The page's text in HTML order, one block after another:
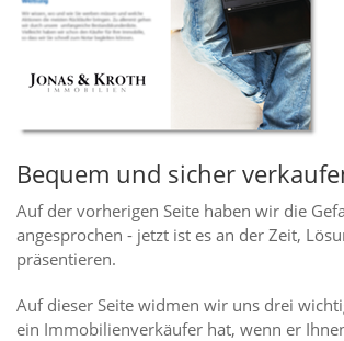
Bequem und sicher
Auf der vorherigen Seite haben wir die
angesprochen - jetzt ist es an der Zeit,
präsentieren.
Auf dieser Seite widmen wir uns drei
ein Immobilienverkäufer hat, wenn er